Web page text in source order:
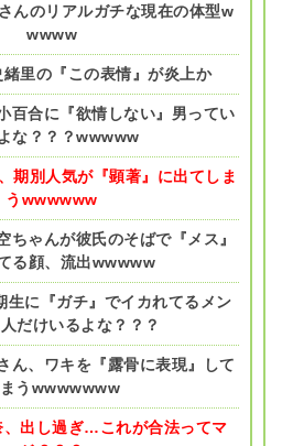
んのリアルガチな現在の体型w
wwww
緒里の『この表情』が炎上か
百合に『欲情しない』男ってい
な？？？wwwww
期別人気が『顕著』に出てしま
うwwwwww
ちゃんが彼氏のそばで『メス』
る顔、流出wwwww
生に『ガチ』でイカれてるメン
だけいるよな？？？
ん、ワキを『露骨に表現』して
まうwwwwwww
、出し過ぎ…これが合法ってマ